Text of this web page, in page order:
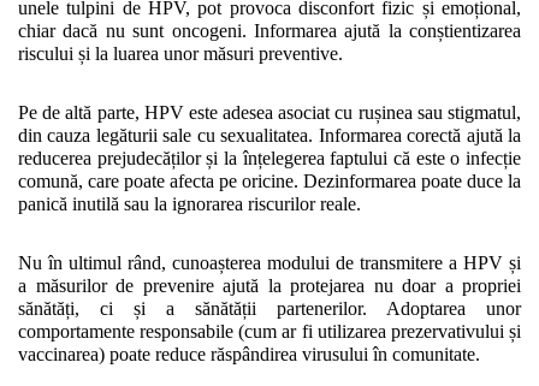
unele tulpini de HPV, pot provoca disconfort fizic și emoțional,
chiar dacă nu sunt oncogeni. Informarea ajută la conștientizarea
riscului și la luarea unor măsuri preventive.
Pe de altă parte, HPV este adesea asociat cu rușinea sau stigmatul,
din cauza legăturii sale cu sexualitatea. Informarea corectă ajută la
reducerea prejudecăților și la înțelegerea faptului că este o infecție
comună, care poate afecta pe oricine. Dezinformarea poate duce la
panică inutilă sau la ignorarea riscurilor reale.
Nu în ultimul rând, cunoașterea modului de transmitere a HPV și
a măsurilor de prevenire ajută la protejarea nu doar a propriei
sănătăți, ci și a sănătății partenerilor. Adoptarea unor
comportamente responsabile (cum ar fi utilizarea prezervativului și
vaccinarea) poate reduce răspândirea virusului în comunitate.